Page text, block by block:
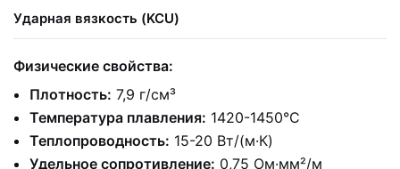
Ударная вязкость (KCU)
Физические свойства:
Плотность: 7,9 г/см³
Температура плавления: 1420-1450°C
Теплопроводность: 15-20 Вт/(м·К)
Удельное сопротивление: 0,75 Ом·мм²/м